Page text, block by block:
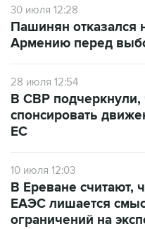
30 июля 12:28
Пашинян отказался
Армению перед
28 июля 12:54
В СВР подчеркнули,
спонсировать
ЕС
10 июля 12:03
В Ереване считают,
ЕАЭС лишается
ограничений на